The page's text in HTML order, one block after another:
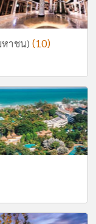
หาชน)(10)